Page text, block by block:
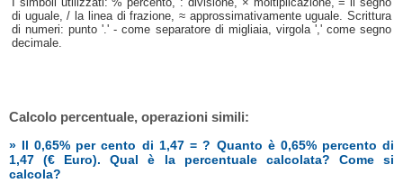
di uguale, / la linea di frazione, ≈ approssimativamente uguale. Scrittura
di numeri: punto '.' - come separatore di migliaia, virgola ',' come segno
decimale.
Calcolo percentuale, operazioni simili:
» Il 0,65% per cento di 1,47 = ? Quanto è 0,65% percento di
1,47 (€ Euro). Qual è la percentuale calcolata? Come si
calcola?